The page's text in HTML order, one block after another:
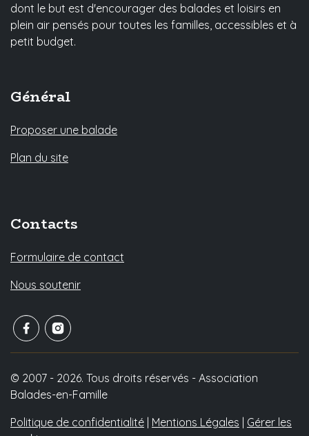
dont le but est d'encourager des balades et loisirs en
plein air pensés pour toutes les familles, accessibles et à
petit budget.
Général
Proposer une balade
Plan du site
Contacts
Formulaire de contact
Nous soutenir
© 2007 - 2026. Tous droits réservés - Association
Balades-en-Famille
Politique de confidentialité Mentions Légales
Gérer les